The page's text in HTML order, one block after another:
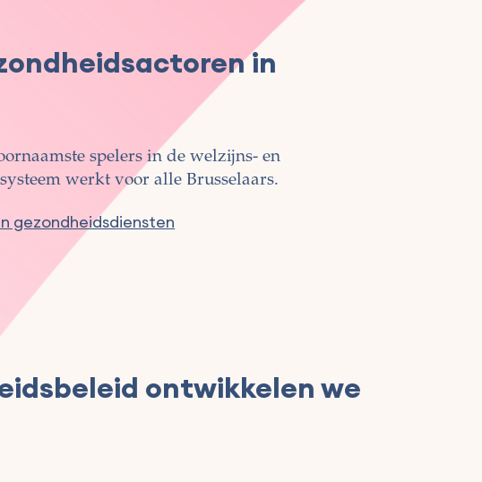
in
spelers in de welzijns- en
werkt voor alle Brusselaars.
gezondheidsdiensten
ontwikkelen we